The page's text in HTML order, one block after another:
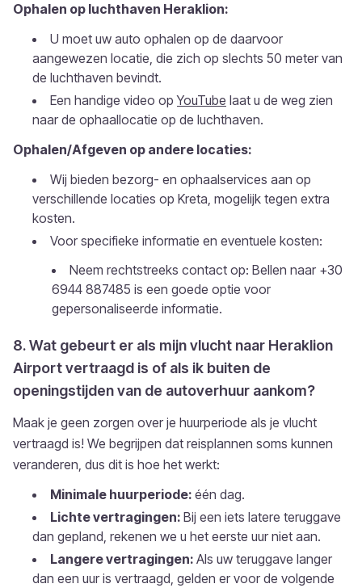
Ophalen op luchthaven Heraklion:
U moet uw auto ophalen op de daarvoor
aangewezen locatie, die zich op slechts 50 meter van
de luchthaven bevindt.
Een handige video opYouTube laat u de weg zien
naar de ophaallocatie op de luchthaven.
Ophalen/Afgeven op andere locaties:
Wij bieden bezorg- en ophaalservices aan op
verschillende locaties op Kreta, mogelijk tegen extra
kosten.
Voor specifieke informatie en eventuele kosten:
Neem rechtstreeks contact op: Bellen naar +30
6944 887485 is een goede optie voor
gepersonaliseerde informatie.
8. Wat gebeurt er als mijn vlucht naar Heraklion
Airport vertraagd is of als ik buiten de
openingstijden van de autoverhuur aankom?
Maak je geen zorgen over je huurperiode als je vlucht
vertraagd is! We begrijpen dat reisplannen soms kunnen
veranderen, dus dit is hoe het werkt:
Minimale huurperiode: één dag.
Lichte vertragingen: Bij een iets latere teruggave
dan gepland, rekenen we u het eerste uur niet aan.
Langere vertragingen: Als uw teruggave langer
dan een uur is vertraagd, gelden er voor de volgende